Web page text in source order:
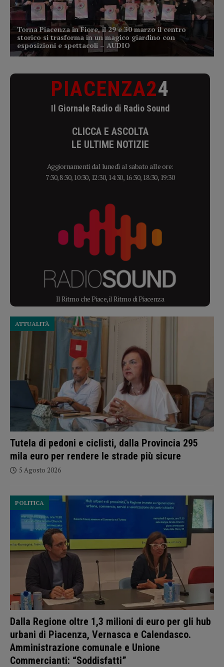
PIACENZA24
Il Giornale Radio di Radio Sound
CLICCA E ASCOLTA
LE ULTIME NOTIZIE
Aggiornamenti dal lunedì al sabato alle ore:
7:30, 8:30, 10:30, 12:30, 14:30, 16:30, 18:30, 19:30
Il Ritmo che Piace, il Ritmo di Piacenza
Tutela di pedoni e ciclisti, dalla Provincia 295
mila euro per rendere le strade più sicure
ATTUALITÀ
5 Agosto 2026
Dalla Regione oltre 1,3 milioni di euro per gli hub
urbani di Piacenza, Vernasca e Calendasco.
Amministrazione comunale e Unione
Commercianti: “Soddisfatti”
POLITICA